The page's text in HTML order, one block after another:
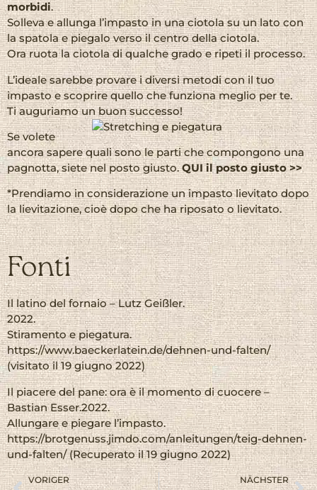
morbidi.
Solleva e allunga l’impasto in una ciotola su un lato con
la spatola e piegalo verso il centro della ciotola.
Ora ruota la ciotola di qualche grado e ripeti il processo.
L’ideale sarebbe provare i diversi metodi con il tuo
impasto e scoprire quello che funziona meglio per te.
Ti auguriamo un buon successo!
Se volete
ancora sapere quali sono le parti che compongono una
pagnotta, siete nel posto giusto.QUI il posto giusto >>
*Prendiamo in considerazione un impasto lievitato dopo
la lievitazione, cioè dopo che ha riposato o lievitato.
Fonti
Il latino del fornaio – Lutz Geißler.
2022.
Stiramento e piegatura.
https://www.baeckerlatein.de/dehnen-und-falten/
(visitato il 19 giugno 2022)
Il piacere del pane: ora è il momento di cuocere –
Bastian Esser.2022.
Allungare e piegare l’impasto.
https://brotgenuss.jimdo.com/anleitungen/teig-dehnen-
und-falten/ (Recuperato il 19 giugno 2022)
VORIGER NÄCHSTER